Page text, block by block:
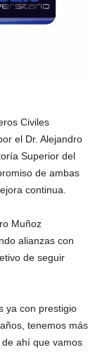
Civiles
el Dr. Alejandro
Superior del
de ambas
continua.
Muñoz
alianzas con
de seguir
ya con prestigio
tenemos más
ahí que vamos